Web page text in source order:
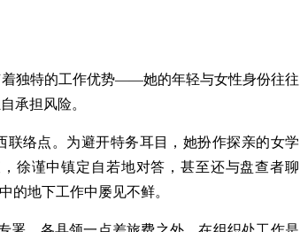
独特的工作优势——她的年轻与女性身份往往
承担风险。
络点。为避开特务耳目，她扮作探亲的女学
徐谨中镇定自若地对答，甚至还与盘查者聊
的地下工作中屡见不鲜。